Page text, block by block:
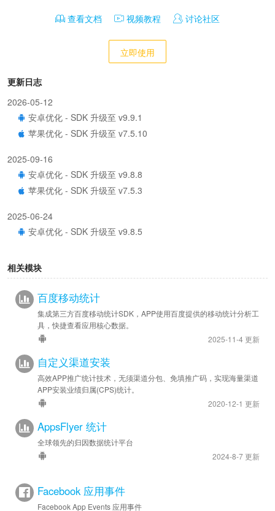
查看文档 视频教程 讨论社区
立即使用
更新日志
2026-05-12
安卓优化 - SDK 升级至 v9.9.1
苹果优化 - SDK 升级至 v7.5.10
2025-09-16
安卓优化 - SDK 升级至 v9.8.8
苹果优化 - SDK 升级至 v7.5.3
2025-06-24
安卓优化 - SDK 升级至 v9.8.5
安卓优化 - SDK 升级至 v9.8.2
2025-03-24
安卓优化 - SDK 升级至 v9.8.0
苹果优化 - SDK 升级至 v7.5.2
2024-12-06
安卓优化 - SDK 升级至 v9.7.9
苹果优化 - SDK 升级至 v7.5.0
安卓优化 - SDK 升级至 v9.7.5
2024-07-09
苹果优化 - SDK 升级至 v7.4.7
相关模块
百度移动统计
集成第三方百度移动统计SDK，APP使用百度提供的移动统计分析工
具，快捷查看应用核心数据。
2025-11-4 更新
自定义渠道安装
高效APP推广统计技术，无须渠道分包、免填推广码，实现海量渠道
APP安装业绩归属(CPS)统计。
2020-12-1 更新
AppsFlyer 统计
全球领先的归因数据统计平台
2024-8-7 更新
Facebook 应用事件
Facebook App Events 应用事件